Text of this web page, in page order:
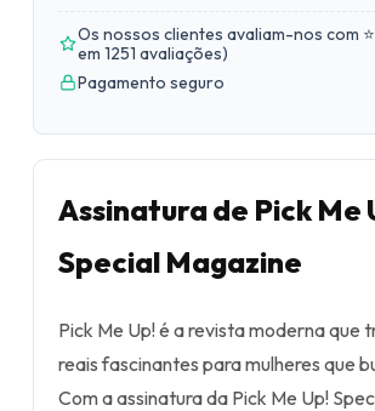
Os nossos clientes avaliam-nos com ⭐
em 1251 avaliações)
Pagamento seguro
Assinatura de Pick Me
Special Magazine
Pick Me Up! é a revista moderna que
reais fascinantes para mulheres que
Com a assinatura da Pick Me Up!